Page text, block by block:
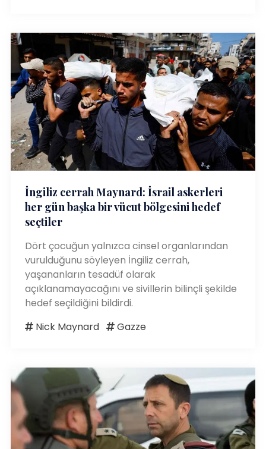
İngiliz cerrah Maynard: İsrail askerleri
her gün başka bir vücut bölgesini hedef
seçtiler
Dört çocuğun yalnızca cinsel organlarından
vurulduğunu söyleyen İngiliz cerrah,
yaşananların tesadüf olarak
açıklanamayacağını ve sivillerin bilinçli şekilde
hedef seçildiğini bildirdi.
Nick Maynard
Gazze